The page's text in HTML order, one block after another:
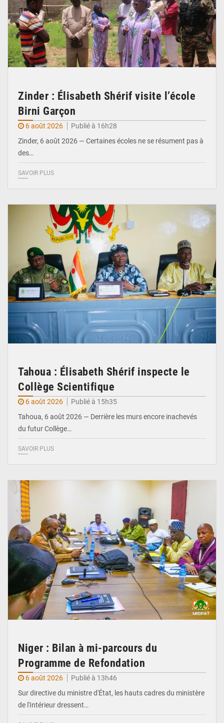
Zinder : Élisabeth Shérif visite l’école
Birni Garçon
6 août 2026
Publié à 16h28
Zinder, 6 août 2026 — Certaines écoles ne se résument pas à
des…
SAVOIR PLUS
Tahoua : Élisabeth Shérif inspecte le
Collège Scientifique
6 août 2026
Publié à 15h35
Tahoua, 6 août 2026 — Derrière les murs encore inachevés
du futur Collège…
SAVOIR PLUS
Niger : Bilan à mi-parcours du
Programme de Refondation
6 août 2026
Publié à 13h46
Sur directive du ministre d'État, les hauts cadres du ministère
de l'Intérieur dressent…